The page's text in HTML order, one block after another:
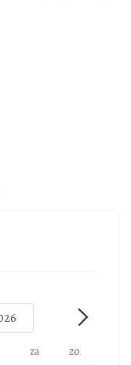
Volgende -
za zo